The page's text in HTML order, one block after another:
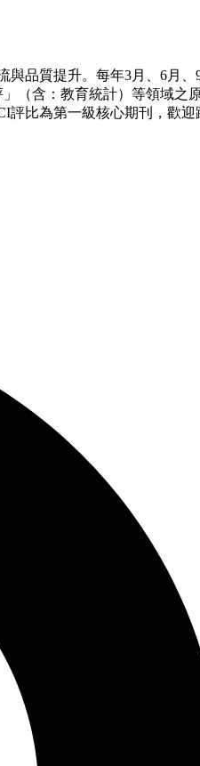
與品質提升。 每年3月、 6月、
（含：教育統計）等領域之
評比為第一級核心期刊，歡迎